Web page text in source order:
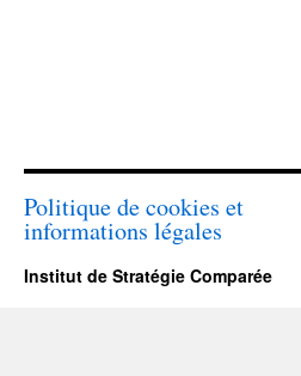
Politique de cookies et
informations légales
Institut de Stratégie Comparée